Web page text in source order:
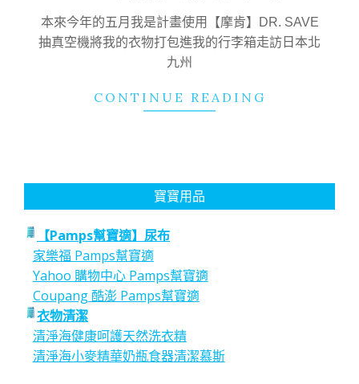
13
本來今年的五月我是計畫使用【摩肯】DR. SAVE
抽真空機將我的衣物打包進我的行李箱走訪日本北
九州
CONTINUE READING
寶寶用品
【Pamps幫寶適】尿布
家樂福 Pamps幫寶適
Yahoo 購物中心 Pamps幫寶適
Coupang 酷澎 Pamps幫寶適
衣物清潔
清淨海健康呵護天然洗衣精
清淨海小麥精華奶瓶食器清潔慕斯